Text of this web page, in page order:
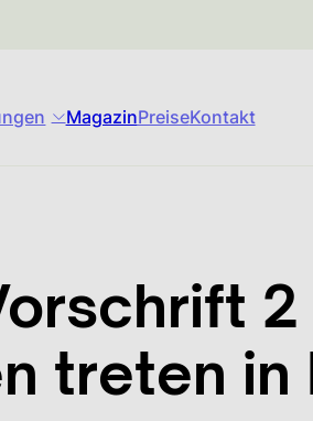
MagazinPreiseKontakt
2
treten in